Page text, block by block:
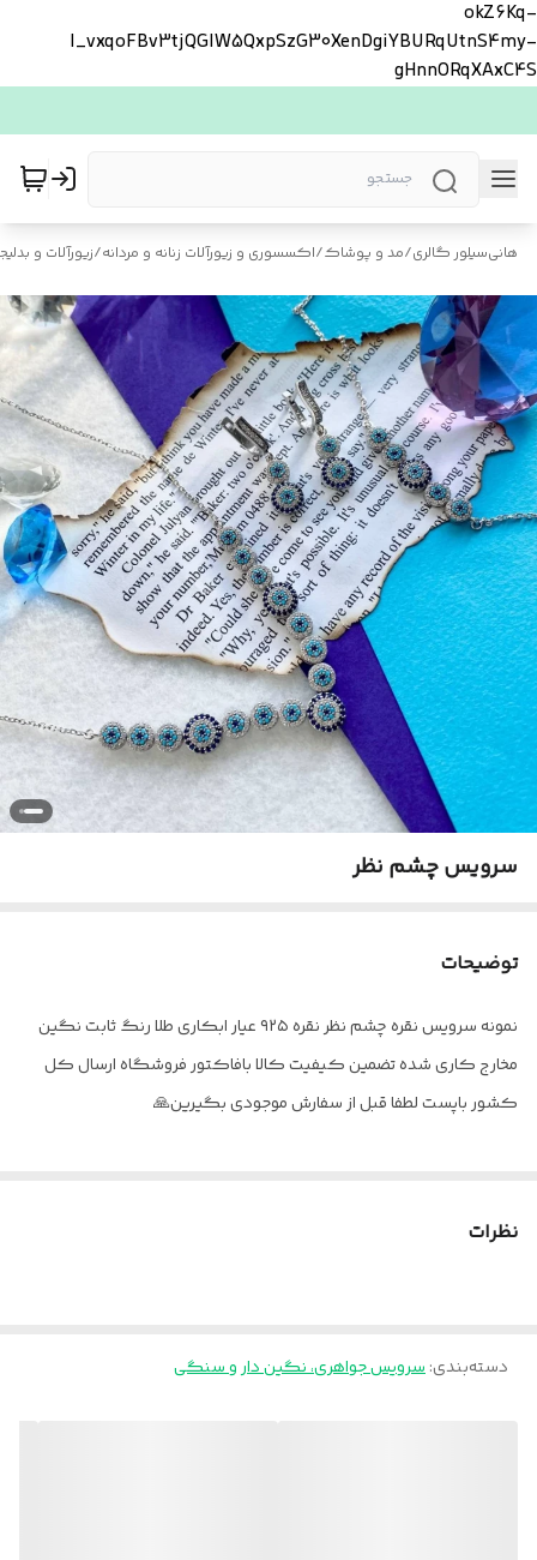
okZ6Kq-
l_vxqoFBv3tjQGlW5QxpSzG30XenDgiYBURqUtnS4my-
gHnnORqXAxC4S
هانی‌سیلور گالری/مد و پوشاک/اکسسوری و زیورآلات زنانه و مردانه/زیورآلات و
سرویس چشم نظر
توضیحات
نمونه سرویس نقره چشم نظر نقره ۹۲۵ عیار ابکاری طلا رنگ ثابت نگین
مخارج کاری شده تضمین کیفیت کالا بافاکتور فروشگاه ارسال کل
کشور باپست لطفا قبل از سفارش موجودی بگیرین🙏
نظرات
دسته‌بندی:سرویس جواهری، نگین دار و سنگی